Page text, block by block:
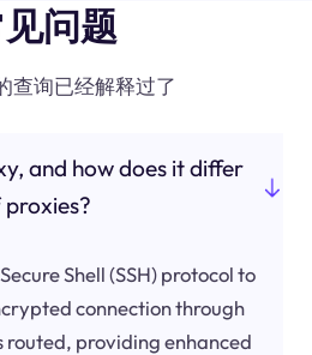
问题
查询已经解释过了
and how does it differ
Shell (SSH) protocol to
connection through
providing enhanced